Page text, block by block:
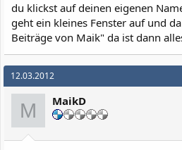
du klickst auf deinen eigenen
geht ein kleines Fenster auf und
Beiträge von Maik" da ist dann
12.03.2012
M MaikD